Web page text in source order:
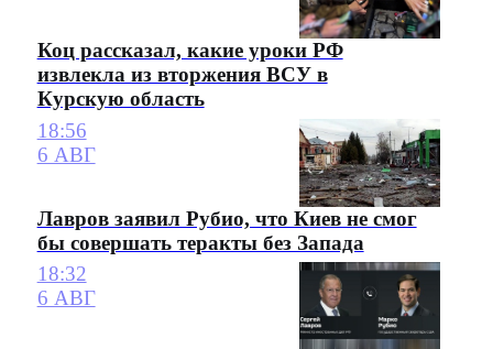
Коц рассказал, какие уроки РФ
извлекла из вторжения ВСУ в
Курскую область
18:56
6 АВГ
Лавров заявил Рубио, что Киев не смог
бы совершать теракты без Запада
18:32
6 АВГ